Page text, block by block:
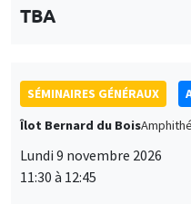
Îlot Bernard du Bois
Lundi 9 novembre 2026
11:30 à 12:45
Amelie Schiprowski
des
personnelles
et
des
cookies
contenus multimédias. Vous
politique de confidentialité.
Personnaliser